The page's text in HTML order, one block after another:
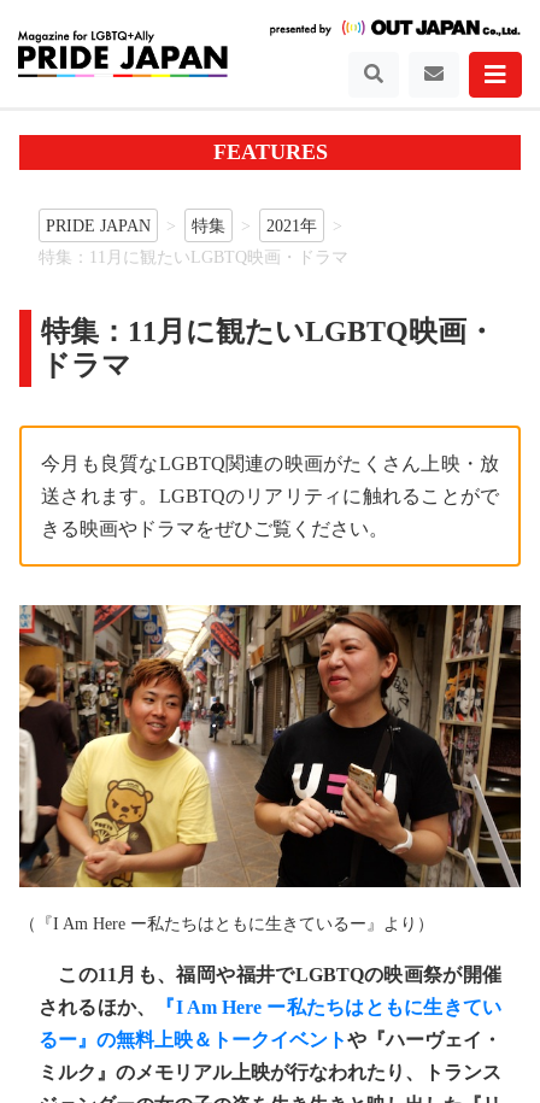
FEATURES
PRIDE JAPAN 特集
2021年
特集：11月に観たいLGBTQ映画・ドラマ
特集：11月に観たいLGBTQ映画・
ドラマ
今月も良質なLGBTQ関連の映画がたくさん上映・放
送されます。LGBTQのリアリティに触れることがで
きる映画やドラマをぜひご覧ください。
（『I Am Here ー私たちはともに生きているー』より）
この11月も、福岡や福井でLGBTQの映画祭が開催
されるほか、
『I Am Here ー私たちはともに生きてい
るー』の無料上映＆トークイベントや『ハーヴェイ・
ミルク』のメモリアル上映が行なわれたり、トランス